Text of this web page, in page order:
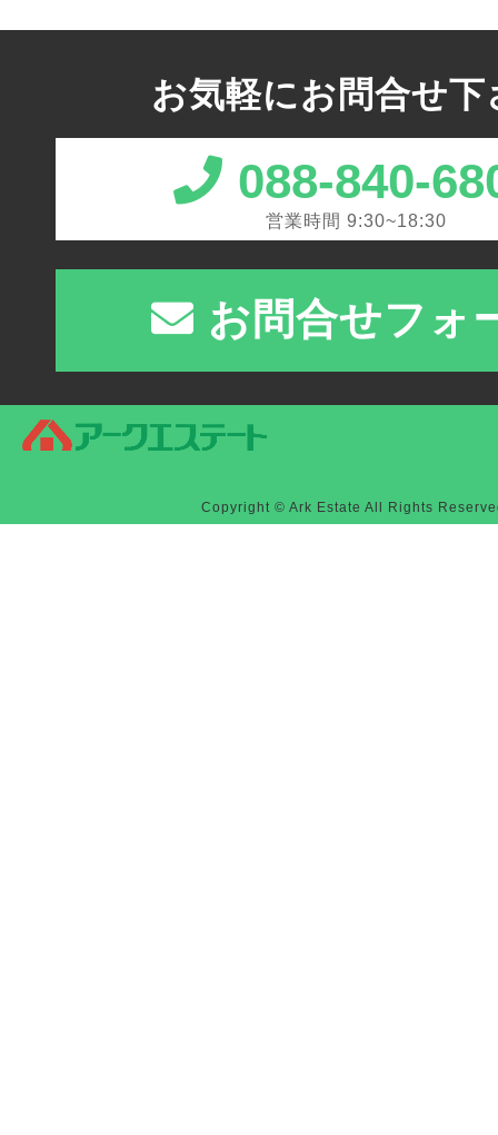
お気軽にお問合せ下
088-840-
営業時間 9:30~18:30
お問合せフォ
Copyright © Ark Estate All Rights